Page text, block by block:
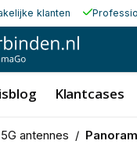
klanten
Klantcases
5G antennes /